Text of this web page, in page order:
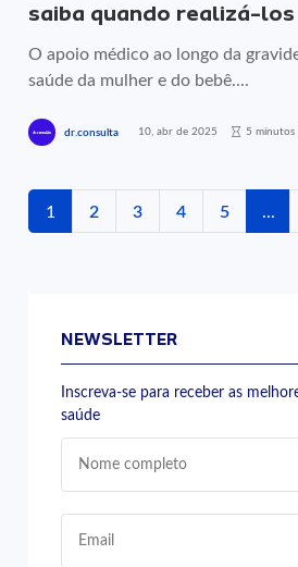
saiba quando realizá-los
O apoio médico ao longo da
saúde da mulher e do bebê....
dr.consulta 10, abr de 2025 5 minutos
1 2 3 4 5 ...
NEWSLETTER
Inscreva-se para receber as
saúde